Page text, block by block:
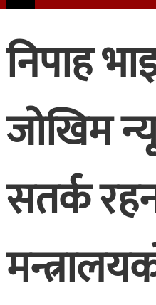
निपाह
जोखिम
सतर्क